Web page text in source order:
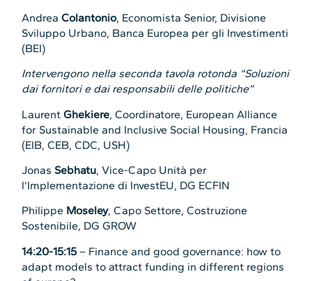
AndreaColantonio, Economista Senior, Divisione
Sviluppo Urbano, Banca Europea per gli Investimenti
(BEI)
Intervengono nella seconda tavola rotonda “Soluzioni
dai fornitori e dai responsabili delle politiche”
LaurentGhekiere, Coordinatore, European Alliance
for Sustainable and Inclusive Social Housing, Francia
(EIB, CEB, CDC, USH)
Jonas Sebhatu, Vice-Capo Unità per
l’Implementazione di InvestEU, DG ECFIN
Philippe Moseley, Capo Settore, Costruzione
Sostenibile, DG GROW
14:20-15:15– Finance and good governance: how to
adapt models to attract funding in different regions